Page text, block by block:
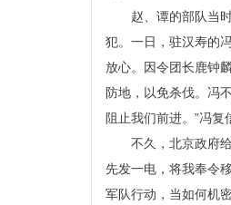
赵、谭的部队当
犯。一日，驻汉寿的
放心。因令团长鹿钟
防地，以免杀伐。冯
阻止我们前进。”冯
不久，北京政府
先发一电，将我奉令
军队行动，当如何机